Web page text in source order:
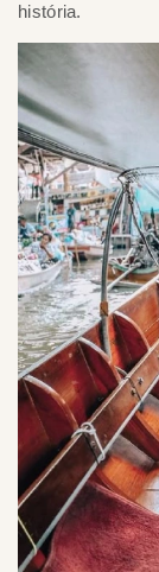
história.